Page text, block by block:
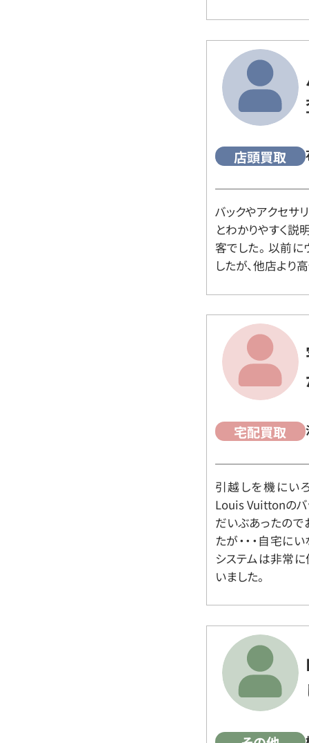
店頭買取
バックやアクセサ
とわかりやすく説
客でした。 以前
したが、他店より
宅配買取
引越しを機にい
Louis Vuittonのバ
だいぶあったので
たが・・・自宅に
システムは非常に
いました。